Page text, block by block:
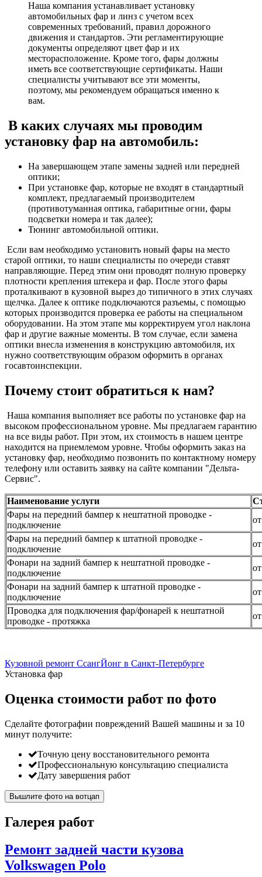
Наша компания устанавливает установку
автомобильных фар и линз с учетом всех
современных требований, правил дорожного
движения и стандартов. Эти регламентирующие
документы определяют цвет фар и их
месторасположение. Кроме того, фары должны
иметь все соответствующие сертификаты. Наши
специалисты учитывают все эти моменты,
поэтому, мы рекомендуем обращаться именно к
вам.
В каких случаях мы проводим
установку фар на автомобиль:
На завершающем этапе замены задней или передней
оптики;
При установке фар, которые не входят в стандартный
комплект, предлагаемый производителем
(противотуманная оптика, габаритные огни, фары
подсветки номера и так далее);
Тюнинг автомобильной оптики.
Если вам необходимо установить новый фары на место
старой оптики, то наши специалисты по очереди ставят
направляющие. Перед этим они проводят полную проверку
плотности крепления штекера и фар. После этого фары
проталкивают в кузовной вырез до типичного в этих случаях
щелчка. Далее к оптике подключаются разъемы, с помощью
которых производится проверка ее работы на специальном
оборудовании. На этом этапе мы корректируем угол наклона
фар и другие важные моменты. В том случае, если замена
оптики внесла изменения в конструкцию автомобиля, их
нужно соответствующим образом оформить в органах
госавтоинспекции.
Почему стоит обратиться к нам?
Наша компания выполняет все работы по установке фар на
высоком профессиональном уровне. Мы предлагаем гарантию
на все виды работ. При этом, их стоимость в нашем центре
находится на приемлемом уровне. Чтобы оформить заказ на
установку фар, необходимо позвонить по контактному номеру
телефону или оставить заявку на сайте компании "Дельта-
Сервис".
Наименование услуги
Фары на передний бампер к нештатной проводке -
подключение
Фары на передний бампер к штатной проводке -
подключение
Фонари на задний бампер к нештатной проводке -
подключение
Фонари на задний бампер к штатной проводке -
подключение
Проводка для подключения фар/фонарей к нештатной
проводке - протяжка
Кузовной ремонт СсангЙонг в Санкт-Петербурге
Установка фар
Оценка стоимости работ по фото
Сделайте фотографии повреждений Вашей машины и за 10
минут получите:
Точную цену восстановительного ремонта
Профессиональную консультацию специалиста
Дату завершения работ
Вышлите фото на вотцап
Галерея работ
Ремонт задней части кузова
Volkswagen Polo